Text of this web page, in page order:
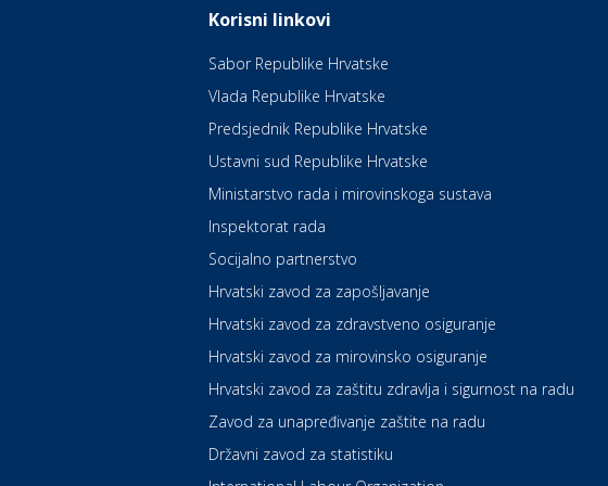
Korisni linkovi
Sabor Republike Hrvatske
Vlada Republike Hrvatske
Predsjednik Republike Hrvatske
Ustavni sud Republike Hrvatske
Ministarstvo rada i mirovinskoga sustava
Inspektorat rada
Socijalno partnerstvo
Hrvatski zavod za zapošljavanje
Hrvatski zavod za zdravstveno osiguranje
Hrvatski zavod za mirovinsko osiguranje
Hrvatski zavod za zaštitu zdravlja i sigurnost na radu
Zavod za unapređivanje zaštite na radu
Državni zavod za statistiku